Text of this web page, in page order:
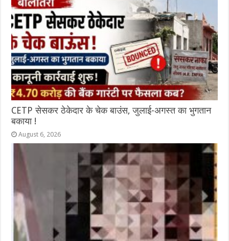
CETP सेसकर ठेकेदार के चेक बाउंस, जुलाई-अगस्त का भुगतान
बकाया !
August 6, 2026